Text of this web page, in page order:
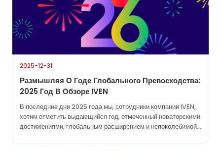
2025-12-31
Размышляя О Годе Глобального Превосходства:
2025 Год В Обзоре IVEN
В последние дни 2025 года мы, сотрудники компании IVEN,
хотим отметить выдающийся год, отмеченный новаторскими
достижениями, глобальным расширением и непоколебимой